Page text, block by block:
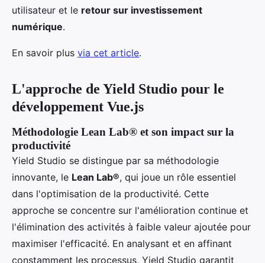
utilisateur et le retour sur investissement
numérique.
En savoir plus via cet article.
L'approche de Yield Studio pour le
développement Vue.js
Méthodologie Lean Lab® et son impact sur la
productivité
Yield Studio se distingue par sa méthodologie
innovante, le Lean Lab®, qui joue un rôle essentiel
dans l'optimisation de la productivité. Cette
approche se concentre sur l'amélioration continue et
l'élimination des activités à faible valeur ajoutée pour
maximiser l'efficacité. En analysant et en affinant
constamment les processus, Yield Studio garantit